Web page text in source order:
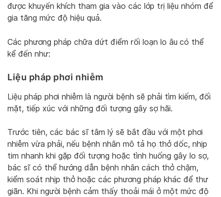
được khuyến khích tham gia vào các lớp trị liệu nhóm để
gia tăng mức độ hiệu quả.
Các phương pháp chữa dứt điểm rối loạn lo âu có thể
kể đến như:
Liệu pháp phơi nhiễm
Liệu pháp phơi nhiễm là người bệnh sẽ phải tìm kiếm, đối
mặt, tiếp xúc với những đối tượng gây sợ hãi.
Trước tiên, các bác sĩ tâm lý sẽ bắt đầu với một phơi
nhiễm vừa phải, nếu bệnh nhân mô tả họ thở dốc, nhịp
tim nhanh khi gặp đối tượng hoặc tình huống gây lo sợ,
bác sĩ có thể hướng dẫn bệnh nhân cách thở chậm,
kiểm soát nhịp thở hoặc các phương pháp khác để thư
giãn. Khi người bệnh cảm thấy thoải mái ở một mức độ